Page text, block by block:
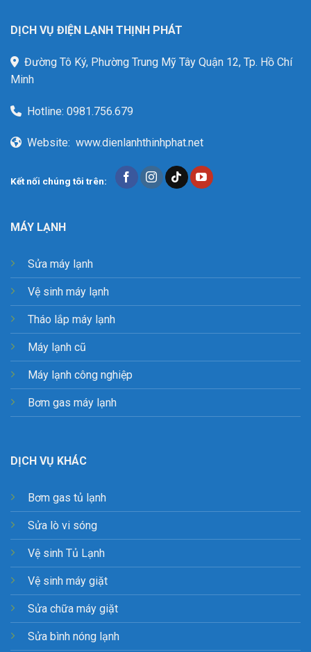
DỊCH VỤ ĐIỆN LẠNH THỊNH PHÁT
Đường Tô Ký, Phường Trung Mỹ Tây Quận 12, Tp. Hồ Chí
Minh
Hotline: 0981.756.679
Website: www.dienlanhthinhphat.net
Kết nối chúng tôi trên:
MÁY LẠNH
Sửa máy lạnh
Vệ sinh máy lạnh
Tháo lắp máy lạnh
Máy lạnh cũ
Máy lạnh công nghiệp
Bơm gas máy lạnh
DỊCH VỤ KHÁC
Bơm gas tủ lạnh
Sửa lò vi sóng
Vệ sinh Tủ Lạnh
Vệ sinh máy giặt
Sửa chữa máy giặt
Sửa bình nóng lạnh